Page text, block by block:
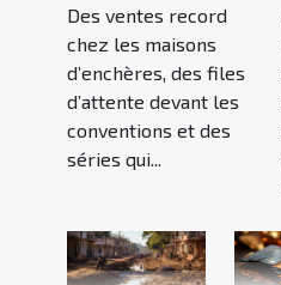
Des ventes record
chez les maisons
d’enchères, des files
d’attente devant les
conventions et des
séries qui...